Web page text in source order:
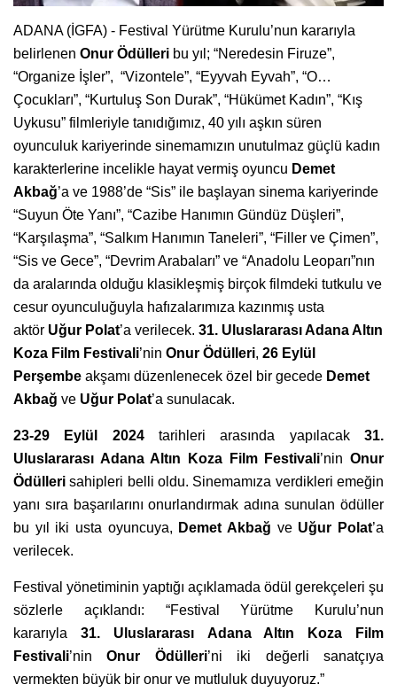
ADANA (İGFA) - Festival Yürütme Kurulu’nun kararıyla
belirlenen Onur Ödülleri bu yıl; “Neredesin Firuze”,
“Organize İşler”, “Vizontele”, “Eyyvah Eyvah”, “O…
Çocukları”, “Kurtuluş Son Durak”, “Hükümet Kadın”, “Kış
Uykusu” filmleriyle tanıdığımız, 40 yılı aşkın süren
oyunculuk kariyerinde sinemamızın unutulmaz güçlü kadın
karakterlerine incelikle hayat vermiş oyuncu Demet
Akbağ’a ve 1988’de “Sis” ile başlayan sinema kariyerinde
“Suyun Öte Yanı”, “Cazibe Hanımın Gündüz Düşleri”,
“Karşılaşma”, “Salkım Hanımın Taneleri”, “Filler ve Çimen”,
“Sis ve Gece”, “Devrim Arabaları” ve “Anadolu Leoparı”nın
da aralarında olduğu klasikleşmiş birçok filmdeki tutkulu ve
cesur oyunculuğuyla hafızalarımıza kazınmış usta
aktör Uğur Polat’a verilecek. 31. Uluslararası Adana Altın
Koza Film Festivali’nin Onur Ödülleri, 26 Eylü
Perşembe akşamı düzenlenecek özel bir gecede Demet
Akbağ ve Uğur Polat’a sunulacak.
23-29 Eylül 2024 tarihleri arasında yapılacak31.
Uluslararası Adana Altın Koza Film Festivali’ninOnur
Ödülleri sahipleri belli oldu. Sinemamıza verdikleri emeğin
yanı sıra başarılarını onurlandırmak adına sunulan ödüller
bu yıl iki usta oyuncuya, Demet Akbağ ve Uğur Polat’a
verilecek.
Festival yönetiminin yaptığı açıklamada ödül gerekçeleri şu
sözlerle açıklandı: “Festival Yürütme Kurulu’nun
kararıyla 31. Uluslararası Adana Altın Koza Film
Festivali’ninOnur Ödülleri’ni iki değerli sanatçıya
vermekten büyük bir onur ve mutluluk duyuyoruz.”